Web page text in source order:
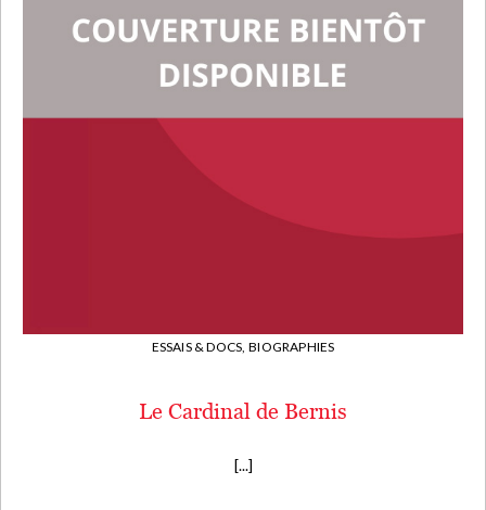
ESSAIS & DOCS, BIOGRAPHIES
Le Cardinal de Bernis
[...]